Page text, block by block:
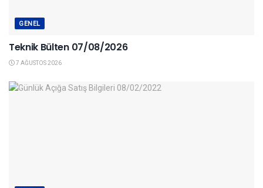
GENEL
Teknik Bülten 07/08/2026
7 AĞUSTOS 2026